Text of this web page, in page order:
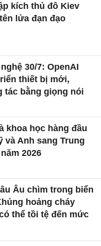
kích thủ đô Kiev
lửa đạn đạo
30/7: OpenAI
thiết bị mới,
tác bằng giọng nói
khoa học hàng đầu
và Anh sang Trung
2026
Âu chìm trong biển
hoảng cháy
thể tồi tệ đến mức